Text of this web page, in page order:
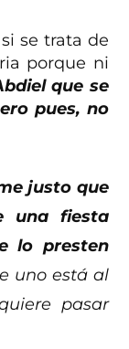
se trata de
porque ni
que se
pues, no
justo que
una fiesta
lo presten
uno está al
pasar